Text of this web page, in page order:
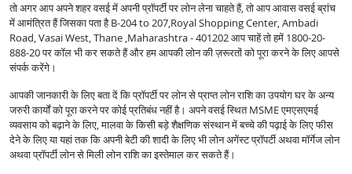
तो अगर आप अपने शहर वसई में अपनी प्रॉपर्टी पर लोन लेना चाहते हैं, तो आप आवास वसई ब्रांच
में आमंत्रित हैं जिसका पता है B-204 to 207,Royal Shopping Center, Ambadi
Road, Vasai West, Thane ,Maharashtra - 401202 आप चाहें तो हमें 1800-20-
888-20 पर कॉल भी कर सकते हैं और हम आपकी लोन की ज़रूरतों को पूरा करने के लिए आपसे
संपर्क करेंगे।
आपकी जानकारी के लिए बता दें कि प्रॉपर्टी पर लोन से प्राप्त लोन राशि का उपयोग घर के अन्य
जरुरी कार्यों को पूरा करने पर कोई प्रतिबंध नहीं है। अपने वसई स्थित MSME एमएसएमई
व्यवसाय को बढ़ाने के लिए, मालवा के किसी बड़े शैक्षणिक संस्थान में बच्चे की पढ़ाई के लिए फीस
देने के लिए या यहां तक कि अपनी बेटी की शादी के लिए भी लोन अगेंस्ट प्रॉपर्टी अथवा मॉर्गेज लोन
अथवा प्रॉपर्टी लोन से मिली लोन राशि का इस्तेमाल कर सकते हैं।